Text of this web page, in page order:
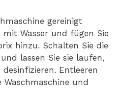
gereinigt
mit Wasser und fügen Sie
hinzu. Schalten Sie die
lassen Sie sie laufen,
Entleeren
Waschmaschine und